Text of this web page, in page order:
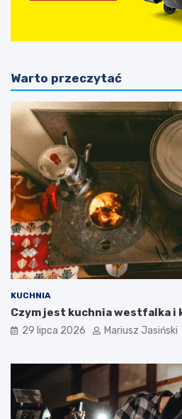
Warto przeczytać
KUCHNIA
Czym jest kuchnia westfalka i
29 lipca 2026 Mariusz Jasiński